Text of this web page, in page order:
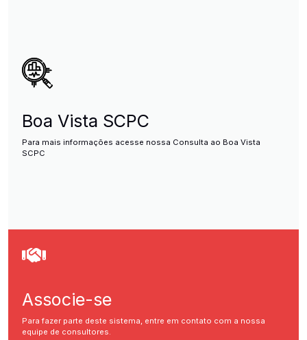
Boa Vista SCPC
Para mais informações acesse nossa Consulta ao Boa Vista
SCPC
Associe-se
Para fazer parte deste sistema, entre em contato com a nossa
equipe de consultores.